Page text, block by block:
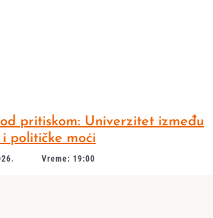
pritiskom: Univerzitet između
političke moći
Vreme: 19:00